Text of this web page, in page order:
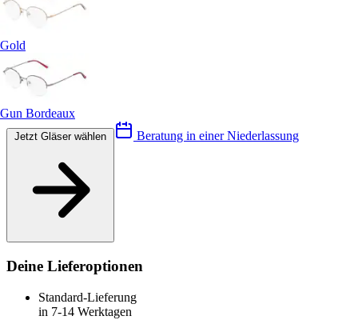
Gold
Gun Bordeaux
Beratung in einer Niederlassung
Deine Lieferoptionen
Standard-Lieferung
in 7-14 Werktagen